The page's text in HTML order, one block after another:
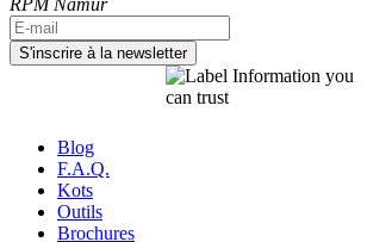
Blog
F.A.Q.
Kots
Outils
Brochures